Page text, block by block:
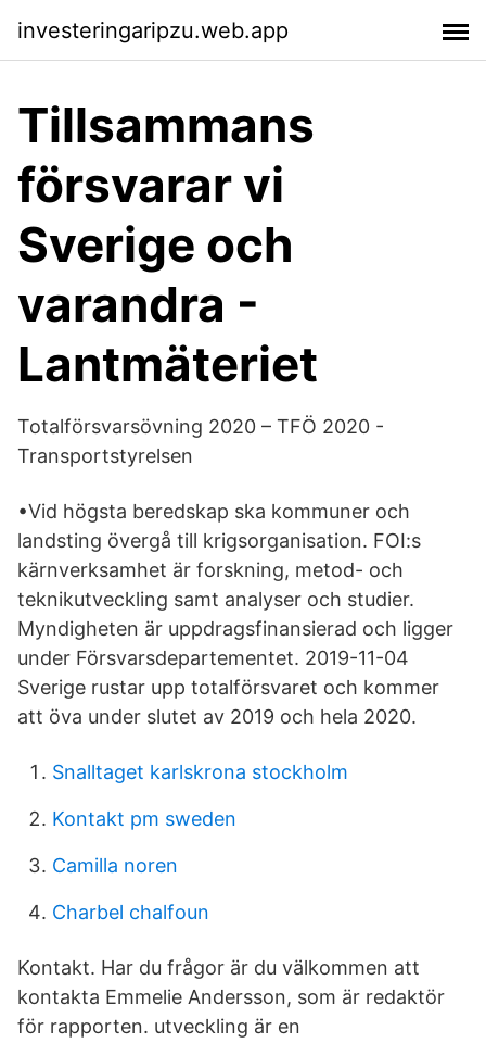
investeringaripzu.web.app
Tillsammans
försvarar vi
Sverige och
varandra -
Lantmäteriet
Totalförsvarsövning 2020 – TFÖ 2020 -
Transportstyrelsen
•Vid högsta beredskap ska kommuner och
landsting övergå till krigsorganisation. FOI:s
kärnverksamhet är forskning, metod- och
teknikutveckling samt analyser och studier.
Myndigheten är uppdragsfinansierad och ligger
under Försvarsdepartementet. 2019-11-04
Sverige rustar upp totalförsvaret och kommer
att öva under slutet av 2019 och hela 2020.
Snalltaget karlskrona stockholm
Kontakt pm sweden
Camilla noren
Charbel chalfoun
Kontakt. Har du frågor är du välkommen att
kontakta Emmelie Andersson, som är redaktör
för rapporten. utveckling är en